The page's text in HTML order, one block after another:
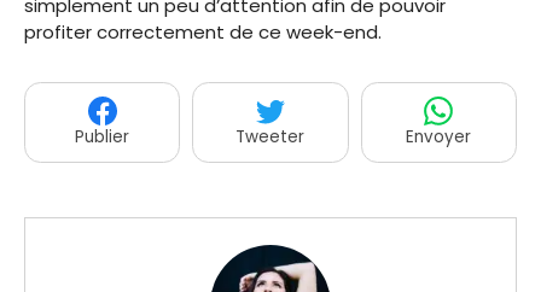
simplement un peu d’attention afin de pouvoir
profiter correctement de ce week-end.
Publier Tweeter Envoyer